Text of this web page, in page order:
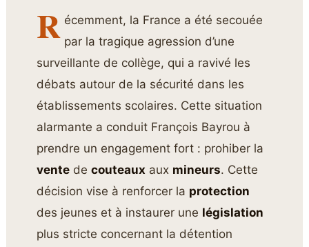
R écemment, la France a été secouée
par la tragique agression d’une
surveillante de collège, qui a ravivé les
débats autour de la sécurité dans les
établissements scolaires. Cette situation
alarmante a conduit François Bayrou à
prendre un engagement fort : prohiber la
vente decouteaux aux mineurs. Cette
décision vise à renforcer la protection
des jeunes et à instaurer une législation
plus stricte concernant la détention